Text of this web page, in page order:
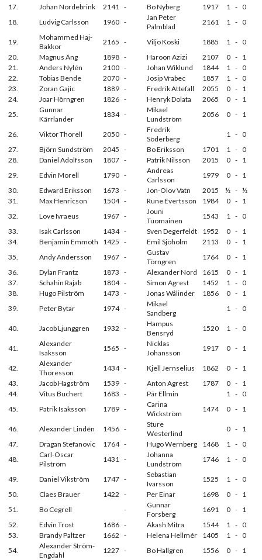
17.
Johan Nordebrink 2141 - Bo Nyberg 1917 1 - 0
18.
Ludvig Carlsson 1960 -
Jan Peter
Palmblad
2161 1 - 0
19.
Mohammed Haj-
Bakkor
2165 - Viljo Koski 1885 1 - 0
20.
Magnus Äng 1898 - Haroon Azizi 2107 0 - 1
21.
Anders Nylén 2100 - Johan Wiklund 1844 1 - 0
22.
Tobias Bende 2070 - Josip Vrabec 1857 1 - 0
23.
Zoran Gajic 1889 - Fredrik Attefall 2055 0 - 1
24.
Joar Hörngren 1826 - Henryk Dolata 2065 0 - 1
25.
Gunnar
Kärrlander
1834 -
Mikael
Lundström
2056 0 - 1
26. Viktor Thorell 2050 -
Fredrik
Söderberg
1 - 0
27.
Björn Sundström 2045 - Bo Eriksson 1701 1 - 0
28.
Daniel Adolfsson 1807 - Patrik Nilsson 2015 0 - 1
29.
Edvin Morell 1790 -
Andreas
Carlsson
1979 0 - 1
30.
Edward Eriksson 1673 - Jon-Olov Vatn 2015 ½ - ½
31.
Max Henricson 1504 - Rune Evertsson 1984 0 - 1
32.
Love Ivraeus 1967 -
Jouni
Tuomainen
1543 1 - 0
33.
Isak Carlsson 1434 - Sven Degerfeldt 1952 0 - 1
34.
Benjamin Emmoth 1425 - Emil Sjöholm 2113 0 - 1
35.
Andy Andersson 1967 -
Gustav
Törngren
1764 0 - 1
36.
Dylan Frantz 1873 - Alexander Nord 1615 0 - 1
37.
Schahin Rajab 1804 - Simon Agrest 1452 1 - 0
38.
Hugo Pilström 1473 - Jonas Wålinder 1856 0 - 1
39.
Peter Bytar 1974 -
Mikael
Sandberg
1 - 0
40. Jacob Ljunggren 1932 -
Hampus
Bensryd
1520 1 - 0
41.
Alexander
Isaksson
1565 -
Nicklas
Johansson
1917 0 - 1
42.
Alexander
Thoresson
1434 - Kjell Jernselius 1862 0 - 1
43.
Jacob Hagström 1539 - Anton Agrest 1787 0 - 1
44.
Vitus Buchert 1683 - Pär Ellmin 1 - 0
45.
Patrik Isaksson 1789 -
Carina
Wickström
1474 0 - 1
46. Alexander Lindén 1456 -
Sture
Westerlind
0 - 1
47.
Dragan Stefanovic 1764 - Hugo Wernberg 1468 1 - 0
48.
Carl-Oscar
Pilström
1431 -
Johanna
Lundström
1746 1 - 0
49. Daniel Vikström 1747 -
Sebastian
Ivarsson
1525 1 - 0
50.
Claes Brauer 1422 - Per Einar 1698 0 - 1
51.
Bo Cegrell -
Gunnar
Forsberg
1691 0 - 1
52.
Edvin Trost 1686 - Akash Mitra 1544 1 - 0
53.
Brandy Paltzer 1662 - Helena Hellmér 1405 1 - 0
54.
Alexander Ström-
Engdahl
1227 - Bo Hallgren 1556 0 - 1